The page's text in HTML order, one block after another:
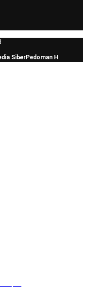
SiberPedoman Hak Jawab